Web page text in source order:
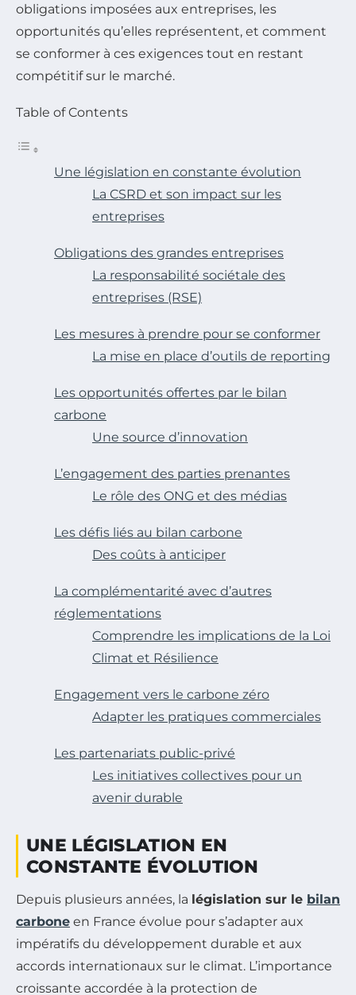
obligations imposées aux entreprises, les
opportunités qu’elles représentent, et comment
se conformer à ces exigences tout en restant
compétitif sur le marché.
Table of Contents
Une législation en constante évolution
La CSRD et son impact sur les
entreprises
Obligations des grandes entreprises
La responsabilité sociétale des
entreprises (RSE)
Les mesures à prendre pour se conformer
La mise en place d’outils de reporting
Les opportunités offertes par le bilan
carbone
Une source d’innovation
L’engagement des parties prenantes
Le rôle des ONG et des médias
Les défis liés au bilan carbone
Des coûts à anticiper
La complémentarité avec d’autres
réglementations
Comprendre les implications de la Loi
Climat et Résilience
Engagement vers le carbone zéro
Adapter les pratiques commerciales
Les partenariats public-privé
Les initiatives collectives pour un
avenir durable
UNE LÉGISLATION EN
CONSTANTE ÉVOLUTION
Depuis plusieurs années, la législation sur le bilan
carbone en France évolue pour s’adapter aux
impératifs du développement durable et aux
accords internationaux sur le climat. L’importance
croissante accordée à la protection de